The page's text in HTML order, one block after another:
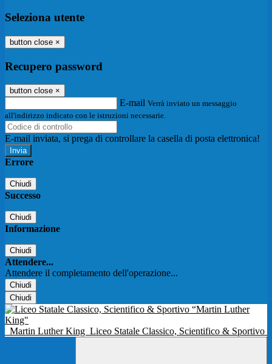
Seleziona utente
button close ×
Recupero password
button close ×
E-mail Verrà inviato un messaggio
all'indirizzo indicato con le istruzioni necessarie.
E-mail inviata, si prega di controllare la casella di posta elettronica!
Errore
Chiudi
Successo
Chiudi
Informazione
Chiudi
Attendere...
Attendere il completamento dell'operazione...
Chiudi
Chiudi
Martin Luther King Liceo Statale Classico, Scientifico & Sportivo